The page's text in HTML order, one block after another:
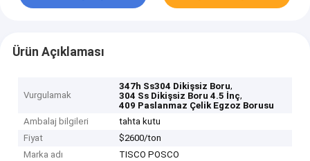
Ürün Açıklaması
Vurgulamak
347h Ss304 Dikişsiz Boru,
304 Ss Dikişsiz Boru 4.5 İnç,
409 Paslanmaz Çelik Egzoz Borusu
Ambalaj bilgileri
tahta kutu
Fiyat
$2600/ton
Marka adı
TISCO POSCO